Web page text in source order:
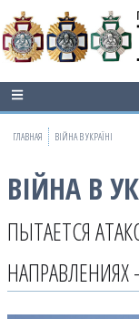
ГЛАВНАЯ ВІЙНА В УКРАЇНІ
ВІЙНА В
ПЫТАЕТСЯ